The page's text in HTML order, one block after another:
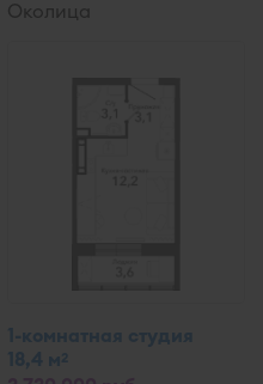
Околица
1-комнатная студия
18,4 м2